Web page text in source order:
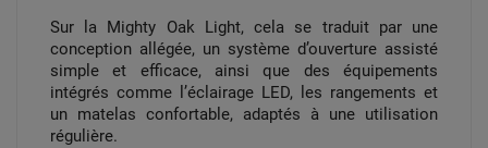
Sur la Mighty Oak Light, cela se traduit par une
conception allégée, un système d’ouverture assisté
simple et efficace, ainsi que des équipements
intégrés comme l’éclairage LED, les rangements et
un matelas confortable, adaptés à une utilisation
régulière.